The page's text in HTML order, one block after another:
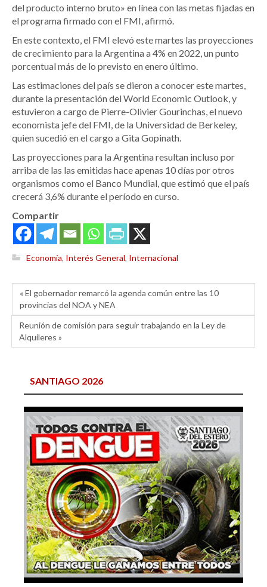
del producto interno bruto» en línea con las metas fijadas en
el programa firmado con el FMI, afirmó.
En este contexto, el FMI elevó este martes las proyecciones
de crecimiento para la Argentina a 4% en 2022, un punto
porcentual más de lo previsto en enero último.
Las estimaciones del país se dieron a conocer este martes,
durante la presentación del World Economic Outlook, y
estuvieron a cargo de Pierre-Olivier Gourinchas, el nuevo
economista jefe del FMI, de la Universidad de Berkeley,
quien sucedió en el cargo a Gita Gopinath.
Las proyecciones para la Argentina resultan incluso por
arriba de las las emitidas hace apenas 10 días por otros
organismos como el Banco Mundial, que estimó que el país
crecerá 3,6% durante el período en curso.
Compartir
Economía, Interés General, Internacional
« El gobernador remarcó la agenda común entre las 10
provincias del NOA y NEA
Reunión de comisión para seguir trabajando en la Ley de
Alquileres »
SANTIAGO 2026